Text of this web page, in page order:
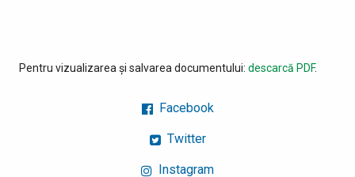
Pentru vizualizarea și salvarea documentului: descarcă PDF.
Facebook
Twitter
Instagram